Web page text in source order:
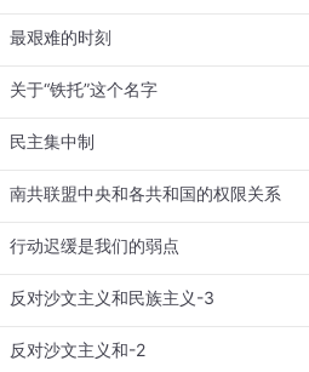
最艰难的时刻
关于“铁托”这个名字
民主集中制
南共联盟中央和各共和国的权限关系
行动迟缓是我们的弱点
反对沙文主义和民族主义-3
反对沙文主义和-2